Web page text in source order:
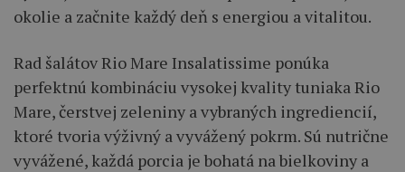
okolie a začnite každý deň s energiou a vitalitou.
Rad šalátov Rio Mare Insalatissime ponúka
perfektnú kombináciu vysokej kvality tuniaka Rio
Mare, čerstvej zeleniny a vybraných ingrediencií,
ktoré tvoria výživný a vyvážený pokrm. Sú nutrične
vyvážené, každá porcia je bohatá na bielkoviny a